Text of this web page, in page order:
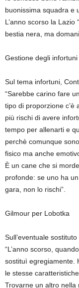
buonissima squadra e
L’anno scorso la Lazio
bestia nera, ma
Gestione degli
Sul tema infortuni,
“Sarebbe carino fare
tipo di proporzione c’è
più rischi di avere
tempo per allenarti e
perchè comunque
fisico ma anche
È un cane che si
profonde: se uno ha
gara, non lo rischi”.
Gilmour per Lobotka
Sull’eventuale
“L’anno scorso,
sostituì egregiamente.
le stesse
Trovarne un altro nella